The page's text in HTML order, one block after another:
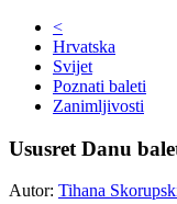
<
Hrvatska
Svijet
Poznati baleti
Zanimljivosti
Ususret Danu
Autor: Tihana